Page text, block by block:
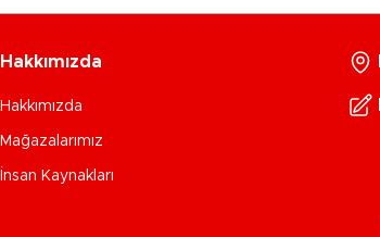
Hakkımızda
Hakkımızda
Mağazalarımız
İnsan Kaynakları